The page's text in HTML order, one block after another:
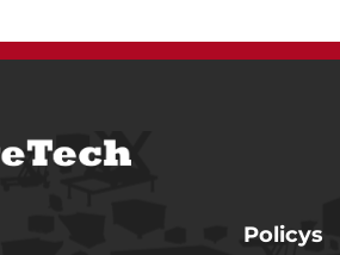
Policys